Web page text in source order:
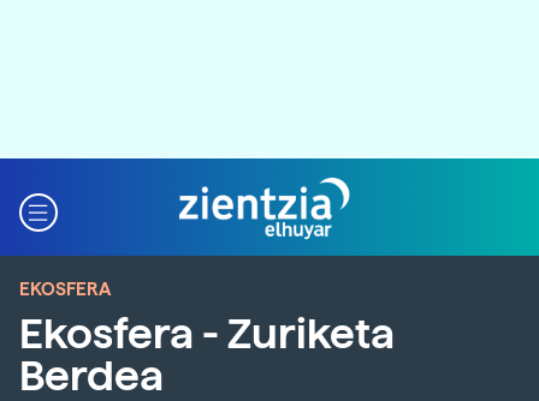
EKOSFERA
Ekosfera - Zuriketa
Berdea